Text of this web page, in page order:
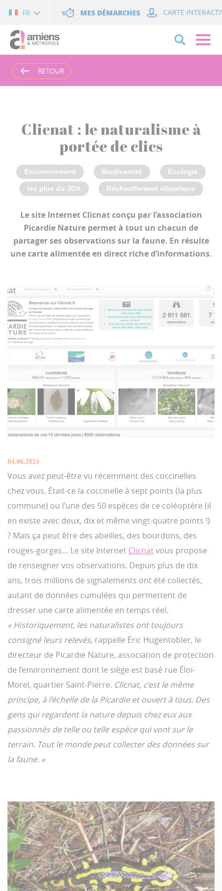
FR MES DÉMARCHES CARTE
RETOUR
RETOUR
Clicnat : le naturalisme à
portée de clics
Environnement Biodiversité Écologie
les plus du JDA Réchauffement climatique
Le site Internet Clicnat conçu par l’association
Picardie Nature permet à tout un chacun de
partager ses observations sur la faune. En résulte
une carte alimentée en direct riche d’informations.
04.06.2024
Vous avez peut-être vu récemment des coccinelles
chez vous. Était-ce la coccinelle à sept points (la plus
commune) ou l’une des 50 espèces de ce coléoptère (il
en existe avec deux, dix et même vingt-quatre points !)
? Mais ça peut être des abeilles, des bourdons, des
rouges-gorges… Le site Internet Clicnatvous propose
de renseigner vos observations. Depuis plus de dix
ans, trois millions de signalements ont été collectés,
autant de données cumulées qui permettent de
dresser une carte alimentée en temps réel.
« Historiquement, les naturalistes ont toujours
consigné leurs relevés, rappelle Éric Hugentobler, le
directeur de Picardie Nature, association de protection
de l’environnement dont le siège est basé rue Éloi-
Morel, quartier Saint-Pierre. Clicnat, c’est le même
principe, à l’échelle de la Picardie et ouvert à tous. Des
gens qui regardent la nature depuis chez eux aux
passionnés de telle ou telle espèce qui vont sur le
terrain. Tout le monde peut collecter des données sur
la faune. »